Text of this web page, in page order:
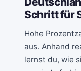
Schritt für
Hohe
aus. Anhand
lernst du, wie